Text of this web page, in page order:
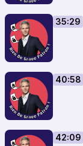
35:29
40:58
42:09